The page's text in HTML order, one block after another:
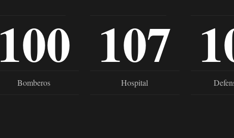
100
Bomberos
107
Hospital